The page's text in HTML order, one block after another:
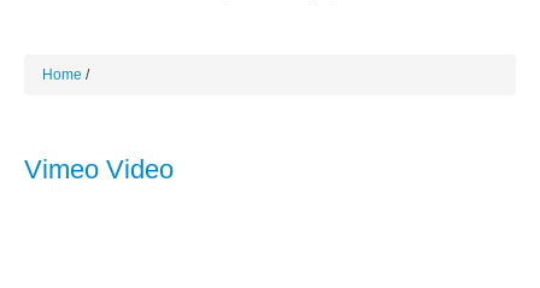
Home
Vimeo Video